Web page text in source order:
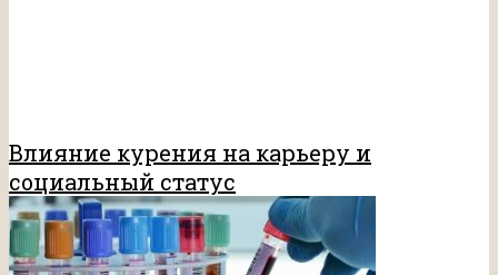
Влияние курения на карьеру и
социальный статус